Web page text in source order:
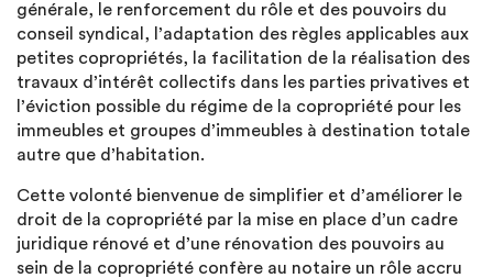
générale, le renforcement du rôle et des pouvoirs du
conseil syndical, l’adaptation des règles applicables aux
petites copropriétés, la facilitation de la réalisation des
travaux d’intérêt collectifs dans les parties privatives et
l’éviction possible du régime de la copropriété pour les
immeubles et groupes d’immeubles à destination totale
autre que d’habitation.
Cette volonté bienvenue de simplifier et d’améliorer le
droit de la copropriété par la mise en place d’un cadre
juridique rénové et d’une rénovation des pouvoirs au
sein de la copropriété confère au notaire un rôle accru